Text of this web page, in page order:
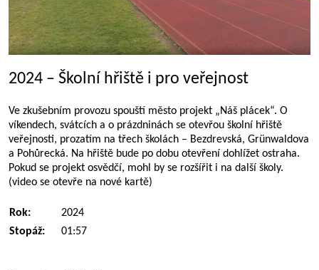
2024 – Školní hřiště i pro veřejnost
Ve zkušebním provozu spouští město projekt „Náš plácek“. O
víkendech, svátcích a o prázdninách se otevřou školní hřiště
veřejnosti, prozatím na třech školách – Bezdrevská, Grünwaldova
a Pohůrecká. Na hřiště bude po dobu otevření dohlížet ostraha.
Pokud se projekt osvědčí, mohl by se rozšířit i na další školy.
(video se otevře na nové kartě)
Rok:
2024
Stopáž:
01:57